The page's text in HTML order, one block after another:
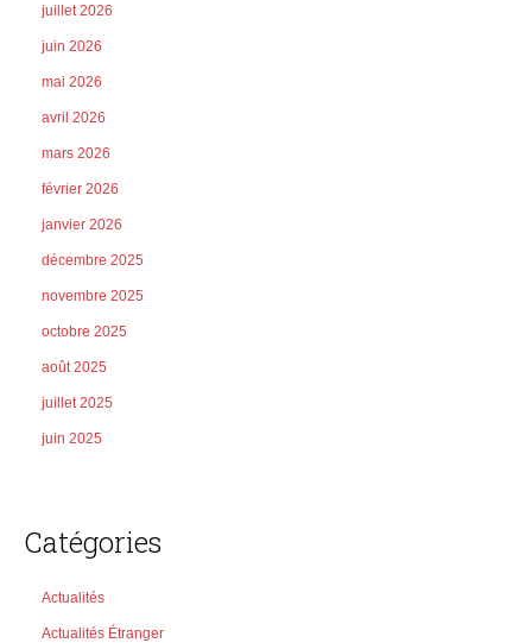
juillet 2026
juin 2026
mai 2026
avril 2026
mars 2026
février 2026
janvier 2026
décembre 2025
novembre 2025
octobre 2025
août 2025
juillet 2025
juin 2025
Catégories
Actualités
Actualités Étranger